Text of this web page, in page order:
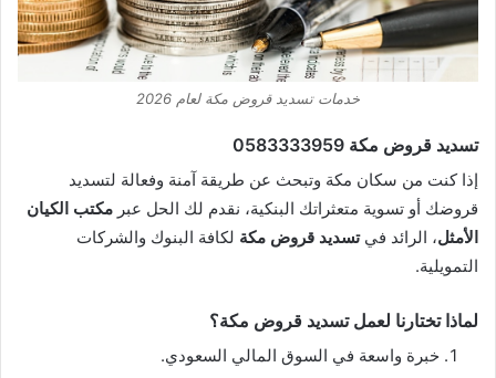
خدمات تسديد قروض مكة لعام 2026
تسديد قروض مكة 0583333959
إذا كنت من سكان مكة وتبحث عن طريقة آمنة وفعالة لتسديد
قروضك أو تسوية متعثراتك البنكية، نقدم لك الحل عبر مكتب الكيان
الأمثل، الرائد فيتسديد قروض مكة لكافة البنوك والشركات
التمويلية.
لماذا تختارنا لعمل تسديد قروض مكة؟
خبرة واسعة في السوق المالي السعودي.